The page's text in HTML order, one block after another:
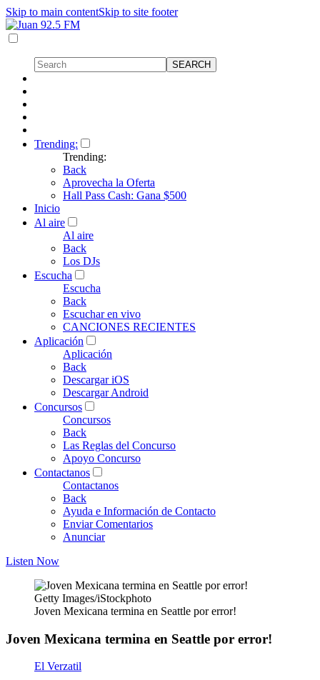
Skip to main contentSkip to site footer
Trending:
Trending:
Back
Aprovecha la Oferta
Hall Pass Cash: Gana $500
Inicio
Al aire
Al aire
Back
Los DJs
Escucha
Escucha
Back
Escuchar en vivo
CANCIONES RECIENTES
Aplicación
Aplicación
Back
Descargar iOS
Descargar Android
Concursos
Concursos
Back
Las Reglas del Concurso
Apoyo Concurso
Contactanos
Contactanos
Back
Ayuda e Información de Contacto
Enviar Comentarios
Anunciar
Listen Now
Getty Images/iStockphoto
Joven Mexicana termina en Seattle por error!
Joven Mexicana termina en Seattle por error!
El Verzatil